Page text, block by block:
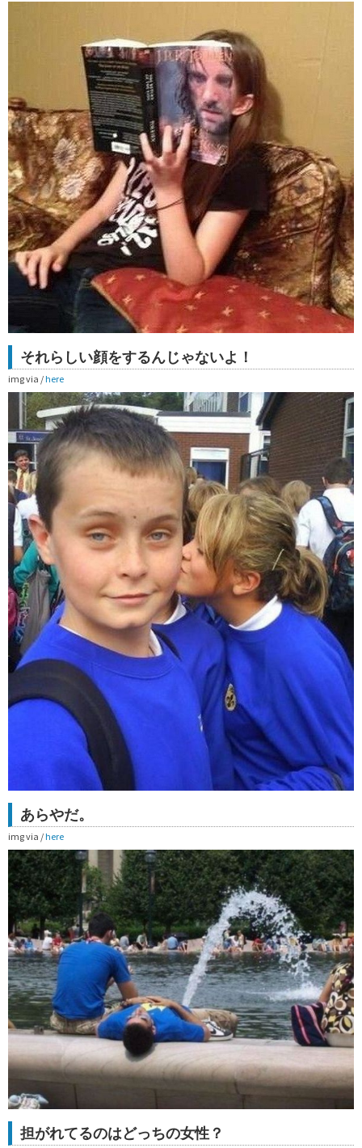
それらしい顔をするんじゃないよ！
img via / here
あらやだ。
img via / here
担がれてるのはどっちの女性？